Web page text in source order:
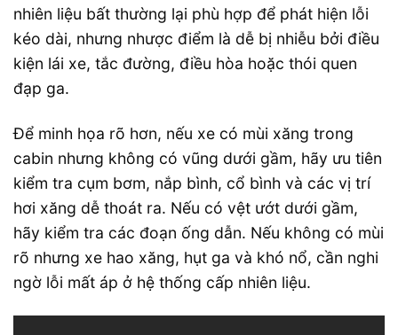
nhiên liệu bất thường lại phù hợp để phát hiện lỗi
kéo dài, nhưng nhược điểm là dễ bị nhiễu bởi điều
kiện lái xe, tắc đường, điều hòa hoặc thói quen
đạp ga.
Để minh họa rõ hơn, nếu xe có mùi xăng trong
cabin nhưng không có vũng dưới gầm, hãy ưu tiên
kiểm tra cụm bơm, nắp bình, cổ bình và các vị trí
hơi xăng dễ thoát ra. Nếu có vệt ướt dưới gầm,
hãy kiểm tra các đoạn ống dẫn. Nếu không có mùi
rõ nhưng xe hao xăng, hụt ga và khó nổ, cần nghi
ngờ lỗi mất áp ở hệ thống cấp nhiên liệu.